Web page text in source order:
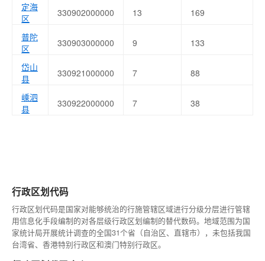
定海
区
330902000000 13 169
普陀
区
330903000000 9 133
岱山
县
330921000000 7 88
嵊泗
县
330922000000 7 38
行政区划代码
行政区划代码是国家对能够统治的行施管辖区域进行分级分层进行管辖
用信息化手段编制的对各层级行政区划编制的替代数码。地域范围为国
家统计局开展统计调查的全国31个省（自治区、直辖市），未包括我国
台湾省、香港特别行政区和澳门特别行政区。